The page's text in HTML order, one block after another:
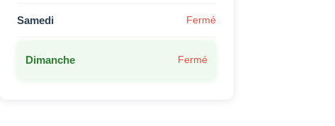
Samedi Fermé
Dimanche Fermé